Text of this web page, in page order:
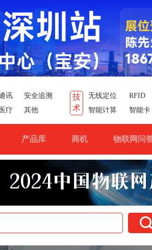
讯
安全追溯
医疗 其他
技
术
无线定位 RFID
智能计算
智能卡
产品库 商机 物联网问
